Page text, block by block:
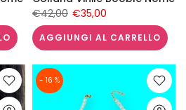
€42,00 €35,00
AGGIUNGI AL CARRELLO
- 16 %